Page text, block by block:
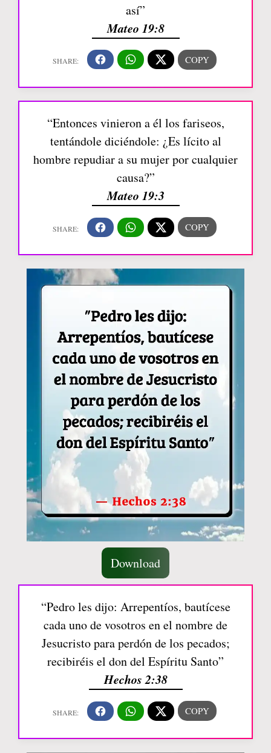
así”
Mateo 19:8
“Entonces vinieron a él los fariseos,
tentándole diciéndole: ¿Es lícito al
hombre repudiar a su mujer por cualquier
causa?”
Mateo 19:3
Download
“Pedro les dijo: Arrepentíos, bautícese
cada uno de vosotros en el nombre de
Jesucristo para perdón de los pecados;
recibiréis el don del Espíritu Santo”
Hechos 2:38